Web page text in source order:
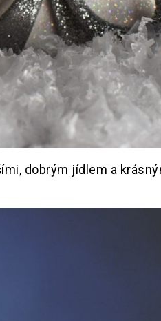
dobrým jídlem a